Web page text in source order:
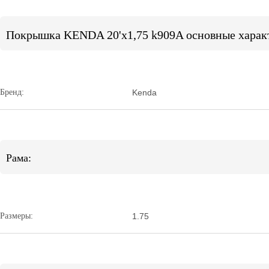
Покрышка KENDA 20'х1,75 k909A основные
Бренд: Kenda
Рама:
Размеры: 1.75